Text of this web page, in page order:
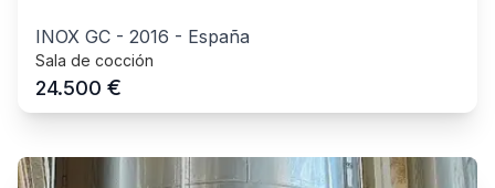
INOX GC - 2016 - España
Sala de cocción
24.500 €